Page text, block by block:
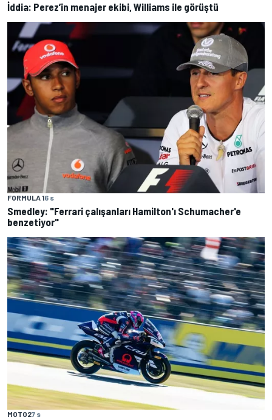
İddia: Perez’in menajer ekibi, Williams ile görüştü
FORMULA 16 s
Smedley: "Ferrari çalışanları Hamilton'ı Schumacher'e
benzetiyor"
MOTO27 s